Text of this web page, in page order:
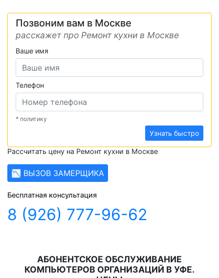
Позвоним вам в Москве
расскажет про Ремонт кухни в Москве
Ваше имя
Телефон
* политику
Узнать быстро
Рассчитать цену на Ремонт кухни в Москве
📉 ВЫЗОВ ЗАМЕРЩИКА
Бесплатная консультация
8 (926) 777-96-62
АБОНЕНТСКОЕ ОБСЛУЖИВАНИЕ
КОМПЬЮТЕРОВ ОРГАНИЗАЦИЙ В УФЕ.